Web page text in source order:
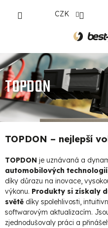
CZK
TOPDON
TOPDON – nejlepší
TOPDON je uznávaná a
automobilových technologií
díky důrazu na inovace,
výkonu. Produkty si získaly
světě díky spolehlivosti,
softwarovým aktualizacím.
zjednodušovaly práci a